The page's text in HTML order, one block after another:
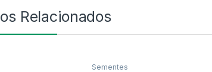
Relacionados
Sementes